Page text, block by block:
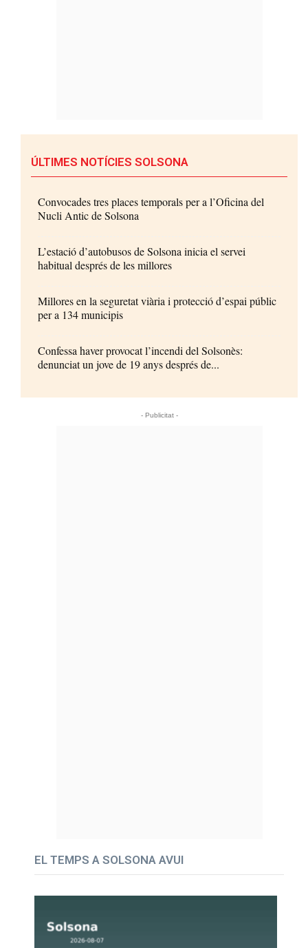
ÚLTIMES NOTÍCIES SOLSONA
Convocades tres places temporals per a l’Oficina del
Nucli Antic de Solsona
L’estació d’autobusos de Solsona inicia el servei
habitual després de les millores
Millores en la seguretat viària i protecció d’espai públic
per a 134 municipis
Confessa haver provocat l’incendi del Solsonès:
denunciat un jove de 19 anys després de...
- Publicitat -
EL TEMPS A SOLSONA AVUI